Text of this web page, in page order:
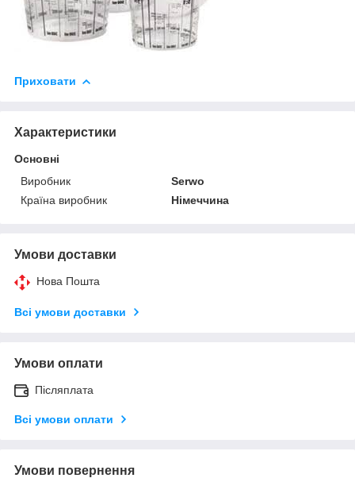
Приховати
Характеристики
Основні
Виробник
Serwo
Країна виробник
Німеччина
Умови доставки
Нова Пошта
Всі умови доставки
Умови оплати
Післяплата
Всі умови оплати
Умови повернення